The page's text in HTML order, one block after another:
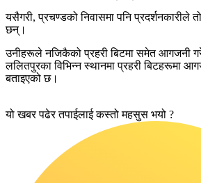
यसैगरी, प्रचण्डको निवासमा पनि प्रदर्शनकारीले
छन्।
उनीहरूले नजिकैको प्रहरी बिटमा समेत आगजनी
ललितपुरका विभिन्न स्थानमा प्रहरी बिटहरूमा
बताइएको छ।
यो खबर पढेर तपाईलाई कस्तो महसुस भयो ?